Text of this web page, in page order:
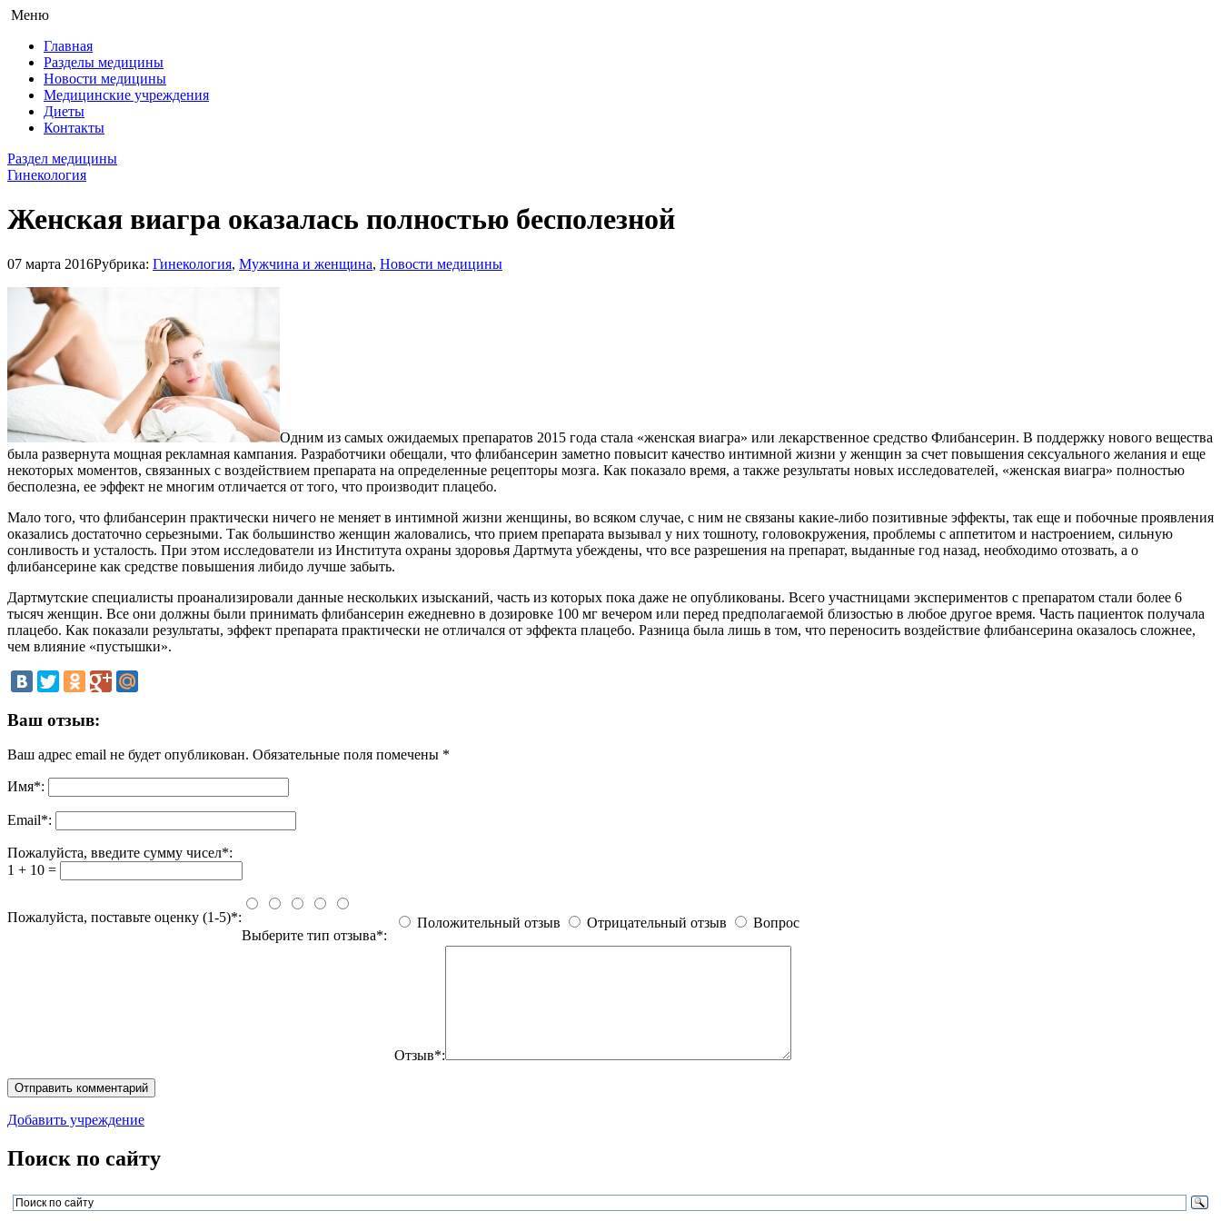
Меню
Главная
Разделы медицины
Новости медицины
Медицинские учреждения
Диеты
Контакты
Раздел медицины
Гинекология
Женская виагра оказалась полностью бесполезной
07 марта 2016Рубрика: Гинекология, Мужчина и женщина, Новости медицины
Одним из самых ожидаемых препаратов 2015 года стала «женская виагра» или лекарственное средство Флибансерин. В поддержку нового вещества
была развернута мощная рекламная кампания. Разработчики обещали, что флибансерин заметно повысит качество интимной жизни у женщин за счет повышения сексуального желания и еще
некоторых моментов, связанных с воздействием препарата на определенные рецепторы мозга. Как показало время, а также результаты новых исследователей, «женская виагра» полностью
бесполезна, ее эффект не многим отличается от того, что производит плацебо.
Мало того, что флибансерин практически ничего не меняет в интимной жизни женщины, во всяком случае, с ним не связаны какие-либо позитивные эффекты, так еще и побочные проявления
оказались достаточно серьезными. Так большинство женщин жаловались, что прием препарата вызывал у них тошноту, головокружения, проблемы с аппетитом и настроением, сильную
сонливость и усталость. При этом исследователи из Института охраны здоровья Дартмута убеждены, что все разрешения на препарат, выданные год назад, необходимо отозвать, а о
флибансерине как средстве повышения либидо лучше забыть.
Дартмутские специалисты проанализировали данные нескольких изысканий, часть из которых пока даже не опубликованы. Всего участницами экспериментов с препаратом стали более 6
тысяч женщин. Все они должны были принимать флибансерин ежедневно в дозировке 100 мг вечером или перед предполагаемой близостью в любое другое время. Часть пациенток получала
плацебо. Как показали результаты, эффект препарата практически не отличался от эффекта плацебо. Разница была лишь в том, что переносить воздействие флибансерина оказалось сложнее,
чем влияние «пустышки».
Ваш отзыв:
Ваш адрес email не будет опубликован. Обязательные поля помечены *
Имя*:
Email*:
Пожалуйста, введите сумму чисел*:
1 + 10 =
Пожалуйста, поставьте оценку (1-5)*:
Выберите тип отзыва*:
Положительный отзыв Отрицательный отзыв Вопрос
Отзыв*:
Добавить учреждение
Поиск по сайту